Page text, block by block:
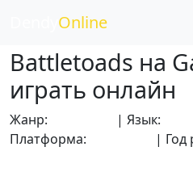
Online
Battletoads на
играть онлайн
Жанр: | Язык:
Платформа:
| Год